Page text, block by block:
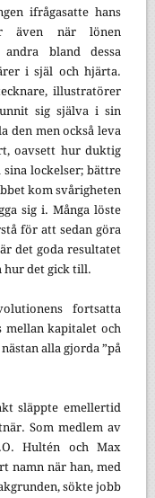
ifrågasatte hans
även när lönen
andra bland dessa
i själ och hjärta.
illustratörer
sig själva i sin
den men också leva
oavsett hur duktig
lockelser; bättre
kom svårigheten
sig i. Många löste
för att sedan göra
det goda resultatet
hur det gick till.
fortsatta
mellan kapitalet och
alla gjorda ”på
släppte emellertid
Som medlem av
Hultén och Max
namn när han, med
sökte jobb